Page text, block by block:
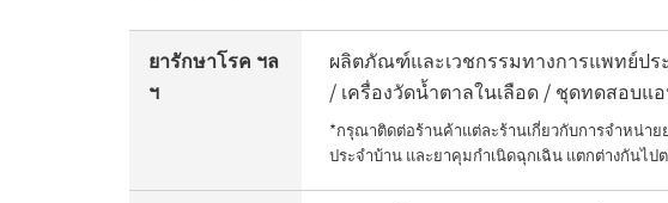
ยารักษาโรค ฯล
ฯ
ผลิตภัณฑ์และเวชกรรมทางการแพทย์ป
/ เครื่องวัดน้ำตาลในเลือด / ชุดทดสอบแ
*กรุณาติดต่อร้านค้าแต่ละร้านเกี่ยวกับการจำหน่า
ประจำบ้าน และยาคุมกำเนิดฉุกเฉิน แตกต่างกันไปต